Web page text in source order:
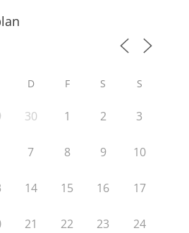
D F S S
30 1 2 3
7 8 9 10
14 15 16 17
21 22 23 24